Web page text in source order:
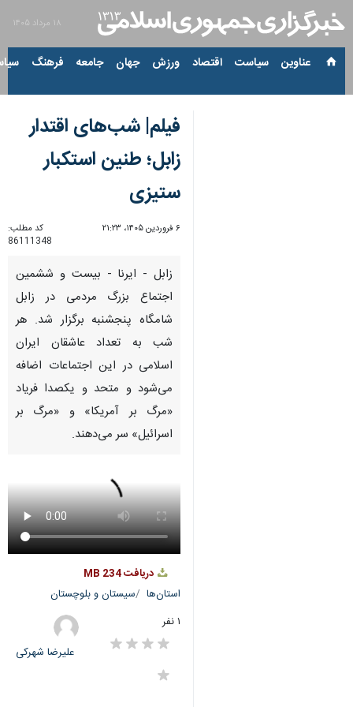
۱۸ مرداد ۱۴۰۵
عناوین‌ سیاست اقتصاد ورزش جهان جامعه فرهنگ
فیلم| شب‌های اقتدار
زابل؛ طنین استکبار
ستیزی
۶ فروردین ۱۴۰۵، ۲۱:۲۳
کد مطلب:
86111348
PausePlay
00:00
00:00